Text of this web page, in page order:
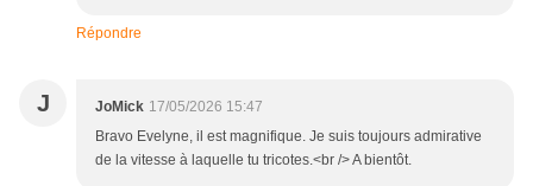
Répondre
J JoMick 17/05/2026 15:47
Bravo Evelyne, il est magnifique. Je suis toujours admirative
de la vitesse à laquelle tu tricotes.<br /> A bientôt.